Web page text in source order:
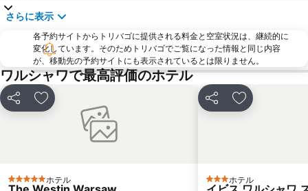
さらに表示
各予約サイトからトリバゴに提供される料金と空室状況は、継続的に
変化しています。そのためトリバゴでご覧になった情報と同じ内容
が、移動先の予約サイトにも表示されているとは限りません。
ワルシャワで最高評価のホテル
シェア お気に入りに追加
5 ホテルのランク
ホテル
シェア お気に入りに
3 ホテルのランク
ホテル